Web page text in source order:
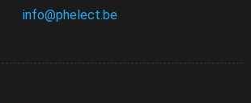
info@phelect.be